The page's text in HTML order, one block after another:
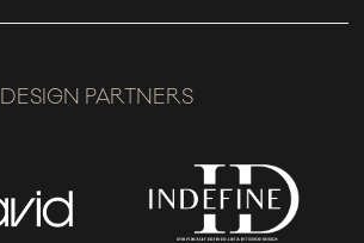
DESIGN PARTNERS